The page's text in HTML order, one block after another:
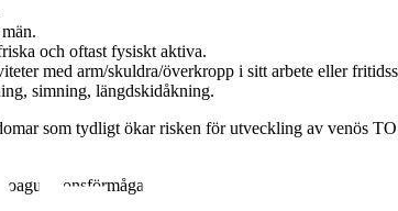
och oftast fysiskt aktiva.
med arm/skuldra/överkropp i sitt arbete eller
simning, längdskidåkning.
som tydligt ökar risken för utveckling av venös